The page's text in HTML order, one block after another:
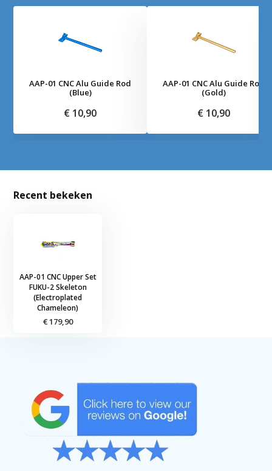
AAP-01 CNC Alu Guide Rod
(Blue)
€ 10,90
AAP-01 CNC Alu Guide Rod
(Gold)
€ 10,90
Recent bekeken
AAP-01 CNC Upper Set
FUKU-2 Skeleton
(Electroplated
Chameleon)
€ 179,90